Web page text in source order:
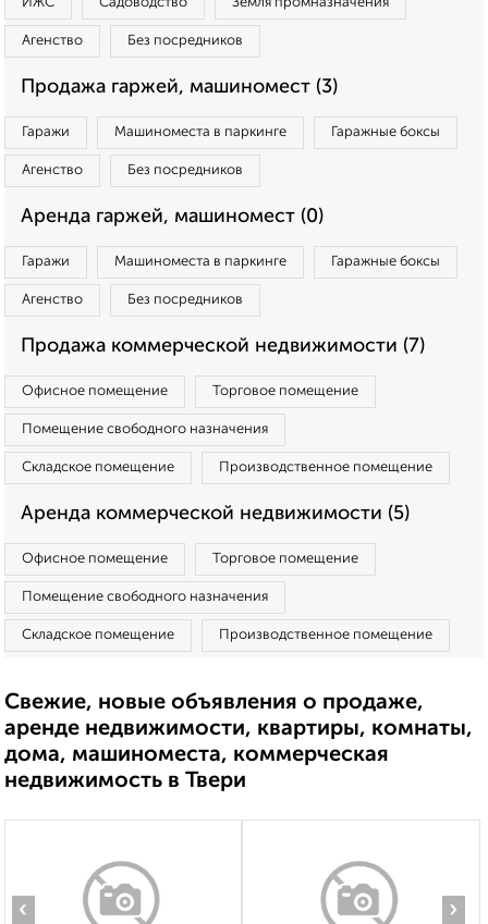
Агенство Без посредников
Продажа гаржей, машиномест (3)
Гаражи Машиноместа в паркинге Гаражные боксы
Агенство Без посредников
Аренда гаржей, машиномест (0)
Гаражи Машиноместа в паркинге Гаражные боксы
Агенство Без посредников
Продажа коммерческой недвижимости (7)
Офисное помещение Торговое помещение
Помещение свободного назначения
Складское помещение Производственное помещение
Аренда коммерческой недвижимости (5)
Офисное помещение Торговое помещение
Помещение свободного назначения
Складское помещение Производственное помещение
Свежие, новые объявления о продаже,
аренде недвижимости, квартиры, комнаты,
дома, машиноместа, коммерческая
недвижимость в Твери
‹ ›